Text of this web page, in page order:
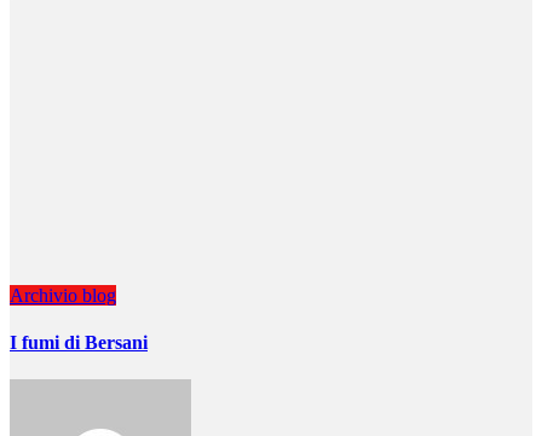
Archivio blog
I fumi di Bersani